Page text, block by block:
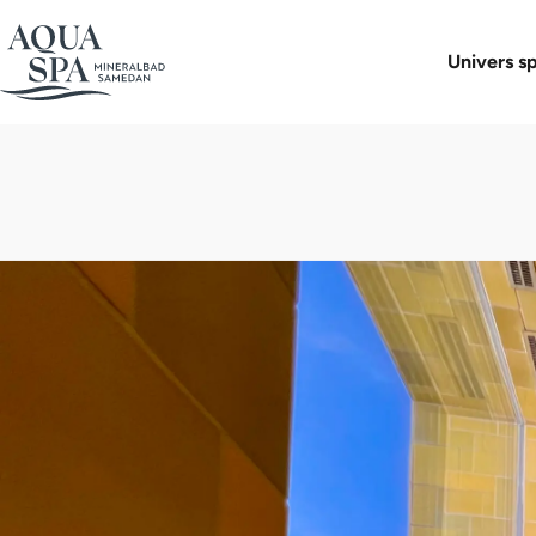
Univers
Boutique